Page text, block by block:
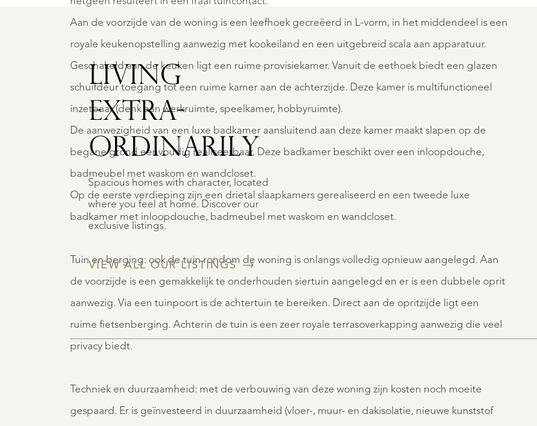
Aan de voorzijde van de woning is een leefhoek gecreëerd in L-vorm, in het middendeel is een
royale keukenopstelling aanwezig met kookeiland en een uitgebreid scala aan apparatuur.
Geschakeld aan de keuken ligt een ruime provisiekamer. Vanuit de eethoek biedt een glazen
schuifdeur toegang tot een ruime kamer aan de achterzijde. Deze kamer is multifunctioneel
inzetbaar (denk aan werkruimte, speelkamer, hobbyruimte).
De aanwezigheid van een luxe badkamer aansluitend aan deze kamer maakt slapen op de
begane grond eenvoudig realiseerbaar. Deze badkamer beschikt over een inloopdouche,
badmeubel met waskom en wandcloset.
Op de eerste verdieping zijn een drietal slaapkamers gerealiseerd en een tweede luxe
badkamer met inloopdouche, badmeubel met waskom en wandcloset.
Tuin en berging: ook de tuin rondom de woning is onlangs volledig opnieuw aangelegd. Aan
de voorzijde is een gemakkelijk te onderhouden siertuin aangelegd en er is een dubbele oprit
aanwezig. Via een tuinpoort is de achtertuin te bereiken. Direct aan de opritzijde ligt een
ruime fietsenberging. Achterin de tuin is een zeer royale terrasoverkapping aanwezig die veel
privacy biedt.
Techniek en duurzaamheid: met de verbouwing van deze woning zijn kosten noch moeite
gespaard. Er is geïnvesteerd in duurzaamheid (vloer-, muur- en dakisolatie, nieuwe kunststof
LIVING
EXTRA­
ORDINARILY
Spacious homes with character, located
where you feel at home. Discover our
exclusive listings.
VIEW ALL OUR LISTINGS
K.K.
K.K.